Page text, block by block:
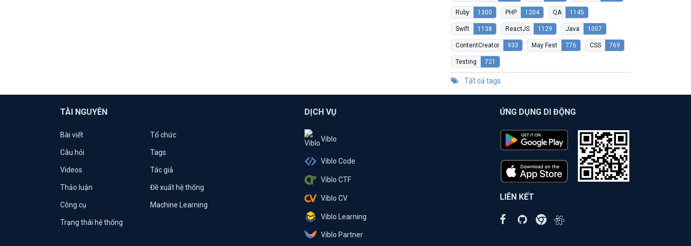
Ruby 1300 PHP 1204 QA 1145
Swift 1138 ReactJS 1129 Java 1007
ContentCreator 933 May Fest 776 CSS 769
Testing 721
Tất cả tags
TÀI NGUYÊN
Bài viết Tổ chức
Câu hỏi Tags
Videos Tác giả
Thảo luận Đề xuất hệ thống
Công cụ Machine Learning
Trạng thái hệ thống
DỊCH VỤ
Viblo
Viblo Code
Viblo CTF
Viblo CV
Viblo Learning
Viblo Partner
ỨNG DỤNG DI ĐỘNG
LIÊN KẾT